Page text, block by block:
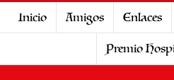
Inicio Amigos Enlaces
Premio